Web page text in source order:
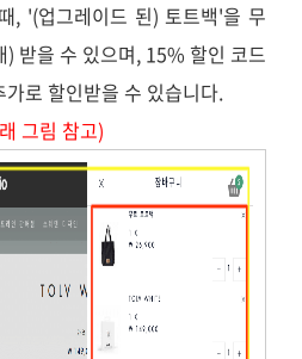
, '(업그레이드 된) 토트백'을 무
받을 수 있으며, 15% 할인 코드
로 할인받을 수 있습니다.
그림 참고)